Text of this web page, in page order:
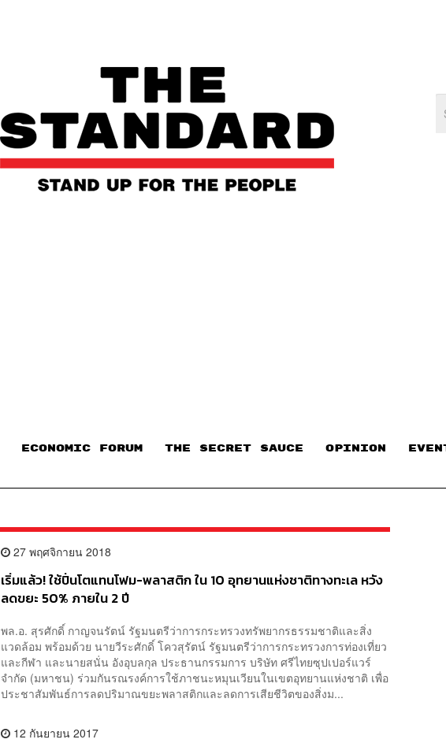
ECONOMIC FORUM THE SECRET SAUCE​ OPINION
27 พฤศจิกายน 2018
เริ่มแล้ว! ใช้ปิ่นโตแทนโฟม-พลาสติก ใน 10 อุทยานแห่งชาติทางทะเล หวัง
ลดขยะ 50% ภายใน 2 ปี
พล.อ. สุรศักดิ์ กาญจนรัตน์ รัฐมนตรีว่าการกระทรวงทรัพยากรธรรมชาติและสิ่ง
แวดล้อม พร้อมด้วย นายวีระศักดิ์ โควสุรัตน์ รัฐมนตรีว่าการกระทรวงการท่องเที่ยว
และกีฬา และนายสนั่น อังอุบลกุล ประธานกรรมการ บริษัท ศรีไทยซุปเปอร์แวร์
จำกัด (มหาชน) ร่วมกันรณรงค์การใช้ภาชนะหมุนเวียนในเขตอุทยานแห่งชาติ เพื่อ
ประชาสัมพันธ์การลดปริมาณขยะพลาสติกและลดการเสียชีวิตของสิ่งม...
12 กันยายน 2017